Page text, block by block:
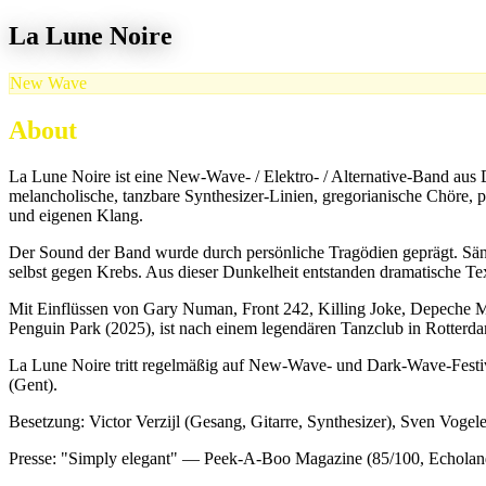
La Lune Noire
New Wave
About
La Lune Noire ist eine New-Wave- / Elektro- / Alternative-Band
melancholische, tanzbare Synthesizer-Linien, gregorianische
und eigenen Klang.
Der Sound der Band wurde durch persönliche Tragödien geprägt.
selbst gegen Krebs. Aus dieser Dunkelheit entstanden dramatische
Mit Einflüssen von Gary Numan, Front 242, Killing Joke, Depeche
Penguin Park (2025), ist nach einem legendären Tanzclub in
La Lune Noire tritt regelmäßig auf New-Wave- und Dark-Wave-
(Gent).
Besetzung: Victor Verzijl (Gesang, Gitarre, Synthesizer), Sven
Presse: "Simply elegant" — Peek-A-Boo Magazine (85/100,